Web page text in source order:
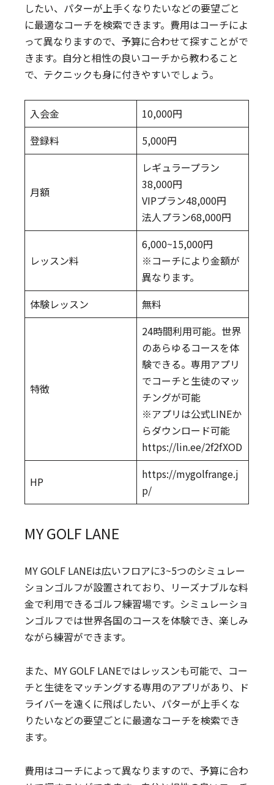
したい、パターが上手くなりたいなどの要望ごと
に最適なコーチを検索できます。費用はコーチによ
って異なりますので、予算に合わせて探すことがで
きます。自分と相性の良いコーチから教わること
で、テクニックも身に付きやすいでしょう。
入会金
10,000円
登録料
5,000円
月額
レギュラープラン
38,000円
VIPプラン48,000円
法人プラン68,000円
レッスン料
6,000~15,000円
※コーチにより金額が
異なります。
体験レッスン
無料
特徴
24時間利用可能。世界
のあらゆるコースを体
験できる。専用アプリ
でコーチと生徒のマッ
チングが可能
※アプリは公式LINEか
らダウンロード可能
https://lin.ee/2f2fXOD
HP
https://mygolfrange.j
p/
MY GOLF LANE
MY GOLF LANEは広いフロアに3~5つのシミュレー
ションゴルフが設置されており、リーズナブルな料
金で利用できるゴルフ練習場です。シミュレーショ
ンゴルフでは世界各国のコースを体験でき、楽しみ
ながら練習ができます。
また、MY GOLF LANEではレッスンも可能で、コー
チと生徒をマッチングする専用のアプリがあり、ド
ライバーを遠くに飛ばしたい、パターが上手くな
りたいなどの要望ごとに最適なコーチを検索でき
ます。
費用はコーチによって異なりますので、予算に合わ